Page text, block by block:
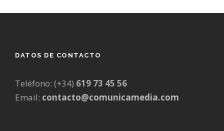
DATOS DE CONTACTO
Teléfono: (+34) 619 73 45 56
Email: contacto@comunicamedia.com